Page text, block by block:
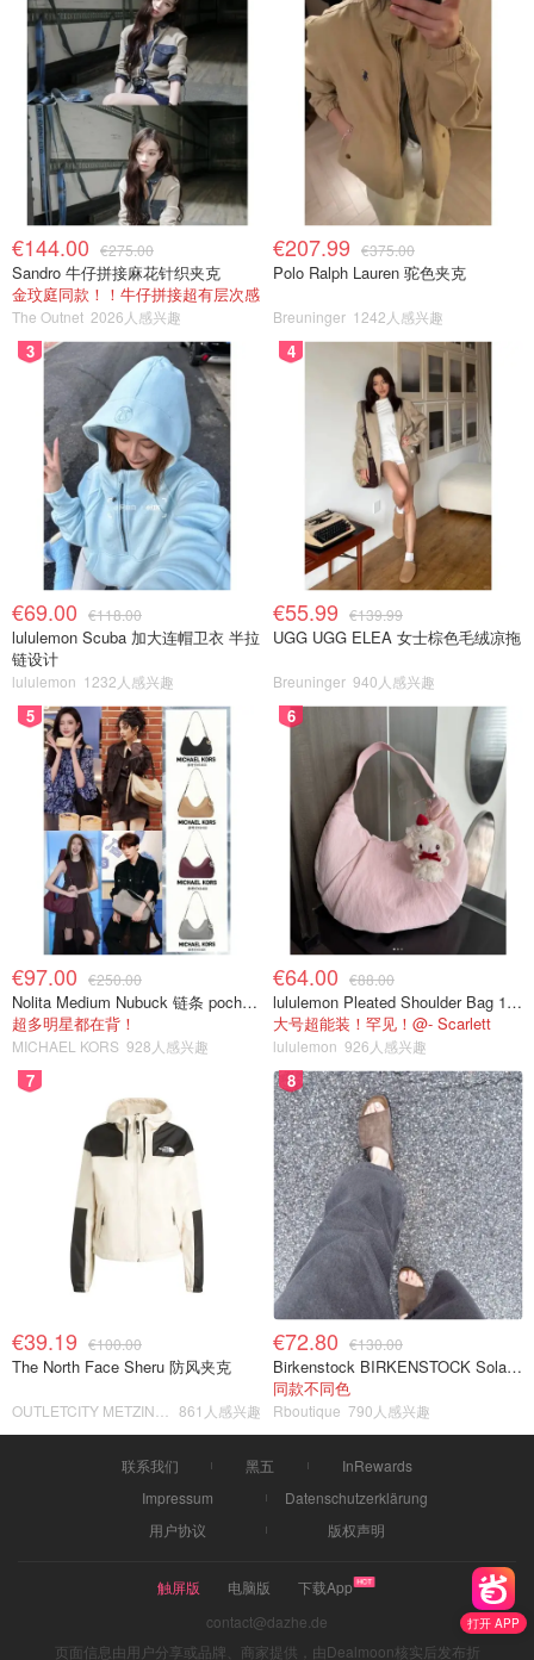
打开 APP
€144.00 €275.00
Sandro 牛仔拼接麻花针织夹克
金玟庭同款！！牛仔拼接超有层次感
The Outnet 2026人感兴趣
€207.99 €375.00
Polo Ralph Lauren 驼色夹克
Breuninger 1242人感兴趣
3
€69.00 €118.00
lululemon Scuba 加大连帽卫衣 半拉
链设计
lululemon 1232人感兴趣
4
€55.99 €139.99
UGG UGG ELEA 女士棕色毛绒凉拖
Breuninger 940人感兴趣
5
€97.00 €250.00
Nolita Medium Nubuck 链条 pochette
超多明星都在背！
MICHAEL KORS 928人感兴趣
6
€64.00 €88.00
lululemon Pleated Shoulder Bag 10L 单肩包
大号超能装！罕见！@- Scarlett
lululemon 926人感兴趣
7
€39.19 €100.00
The North Face Sheru 防风夹克
861人感兴趣
8
€72.80 €130.00
Birkenstock BIRKENSTOCK Solana 麂皮皮革凉拖
同款不同色
Rboutique 790人感兴趣
联系我们 黑五
InRewards
Impressum
Datenschutzerklärung
用户协议
版权声明
触屏版 电脑版
下载App
contact@dazhe.de
页面信息由用户分享或品牌、商家提供，由Dealmoon核实后发布折